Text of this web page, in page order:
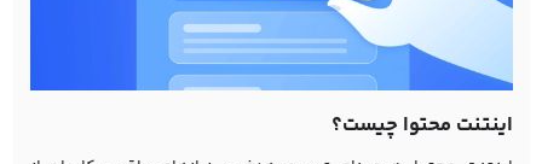
اینتنت محتوا چیست؟